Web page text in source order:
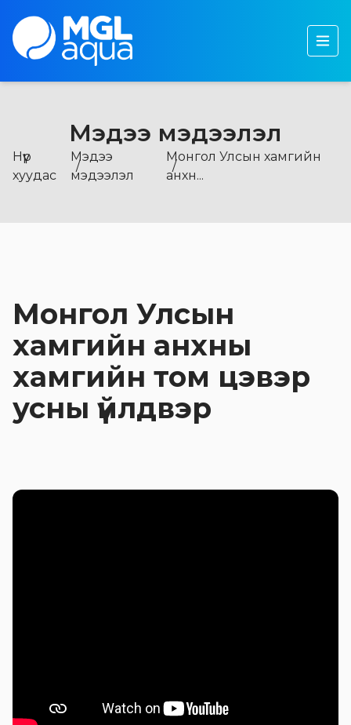
Мэдээ мэдээлэл
Нүүр
хуудас
Мэдээ
мэдээлэл
Монгол Улсын хамгийн
анхн...
Монгол Улсын
хамгийн анхны
хамгийн том цэвэр
усны үйлдвэр
Хөрөнгө оруулагчдад